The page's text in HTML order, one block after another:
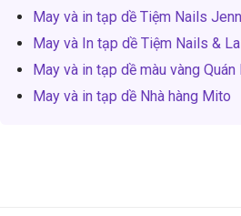
May và in tạp dề Tiệm Nails
May và In tạp dề Tiệm Nails &
May và in tạp dề màu vàng Quán
May và in tạp dề Nhà hàng Mito